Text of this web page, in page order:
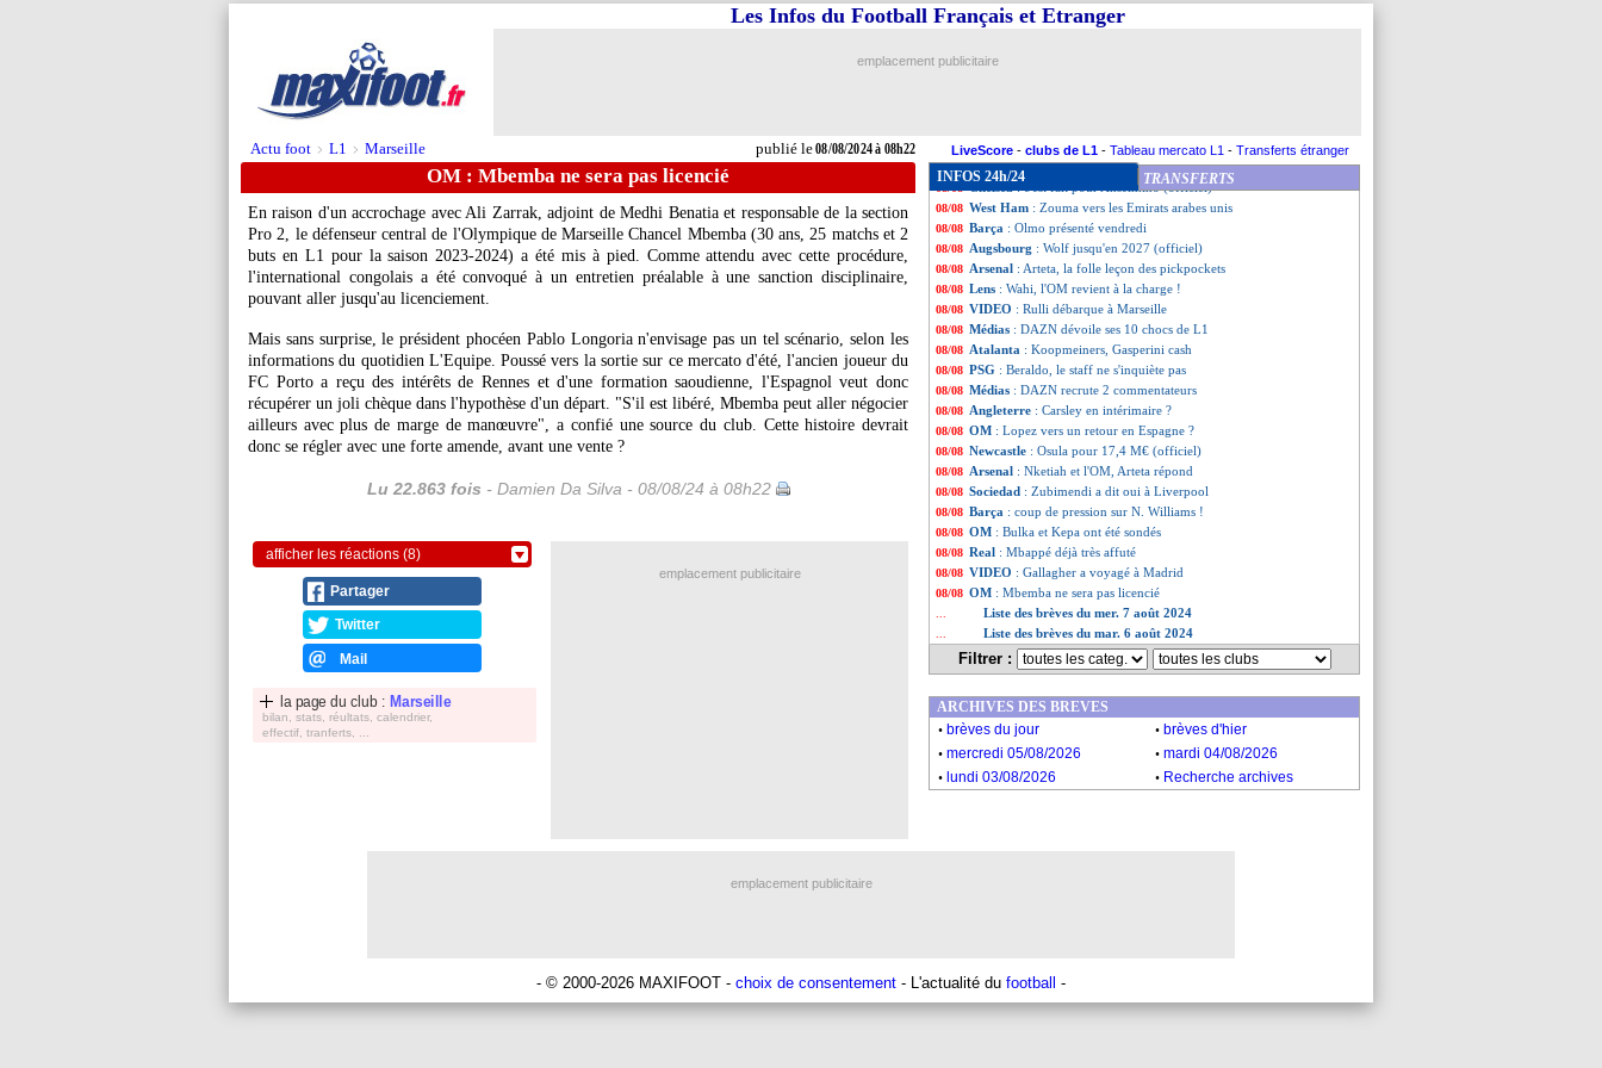
Actu foot > L1 > Marseille publié le08/08/2024 à 08h22
Les Infos du Football Français et Etranger
emplacement publicitaire
LiveScore - clubs de L1 - Tableau mercato L1 - Transferts étranger
OM : Mbemba ne sera pas licencié
En raison d'un accrochage avec Ali Zarrak, adjoint de Medhi Benatia et responsable de la section
Pro 2, le défenseur central de l'Olympique de Marseille Chancel Mbemba(30 ans, 25 matchs et 2
buts en L1 pour la saison 2023-2024) a été mis à pied. Comme attendu avec cette procédure,
l'international congolais a été convoqué à un entretien préalable à une sanction disciplinaire,
pouvant aller jusqu'au licenciement.
Mais sans surprise, le président phocéen Pablo Longoria n'envisage pas un tel scénario, selon les
informations du quotidien L'Equipe. Poussé vers la sortie sur ce mercato d'été, l'ancien joueur du
FC Porto a reçu des intérêts de Rennes et d'une formation saoudienne, l'Espagnol veut donc
récupérer un joli chèque dans l'hypothèse d'un départ. "S'il est libéré, Mbemba peut aller négocier
ailleurs avec plus de marge de manœuvre", a confié une source du club. Cette histoire devrait
donc se régler avec une forte amende, avant une vente ?
Lu 22.863 fois - Damien Da Silva - 08/08/24 à 08h22
afficher les réactions (8)
Partager
Twitter
Mail
la page du club : Marseille
bilan, stats, réultats, calendrier,
effectif, tranferts, ...
INFOS 24h/24 TRANSFERTS
08/08 Chelsea: lutte PSG-Real pour un jeune ?
08/08 Bordeaux: Rolan prêt à revenir en N2
08/08 Monaco
08/08 EdF (JO): or ou argent, Henry en plein rêve
08/08 L1: les bots sur les réseaux, la LFP répond
: c'est fait pour Anselmino (officiel)
08/08 West Ham : Zouma vers les Emirats arabes unis
08/08 Barça : Olmo présenté vendredi
08/08 Augsbourg : Wolf jusqu'en 2027 (officiel)
08/08 Arsenal : Arteta, la folle leçon des pickpockets
08/08 Lens : Wahi, l'OM revient à la charge !
08/08 VIDEO : Rulli débarque à Marseille
08/08 Médias : DAZN dévoile ses 10 chocs de L1
08/08 Atalanta : Koopmeiners, Gasperini cash
08/08 PSG : Beraldo, le staff ne s'inquiète pas
08/08 Médias : DAZN recrute 2 commentateurs
08/08 Angleterre : Carsley en intérimaire ?
08/08 OM : Lopez vers un retour en Espagne ?
08/08 Newcastle : Osula pour 17,4 M€ (officiel)
08/08 Arsenal : Nketiah et l'OM, Arteta répond
08/08 Sociedad : Zubimendi a dit oui à Liverpool
08/08 Barça : coup de pression sur N. Williams !
08/08 OM : Bulka et Kepa ont été sondés
08/08 Real : Mbappé déjà très affuté
08/08 VIDEO : Gallagher a voyagé à Madrid
08/08 OM : Mbemba ne sera pas licencié
Liste des brèves du mer. 7 août 2024
Liste des brèves du mar. 6 août 2024
Filtrer :
emplacement publicitaire
ARCHIVES DES BREVES
. brèves du jour . brèves d'hier
. mercredi 05/08/2026 . mardi 04/08/2026
. lundi 03/08/2026 . Recherche archives
emplacement publicitaire
- © 2000-2026 MAXIFOOT - choix de consentement - L'actualité du football -